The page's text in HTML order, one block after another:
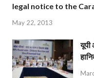
legal notice to the
May 22, 2013
यूपी